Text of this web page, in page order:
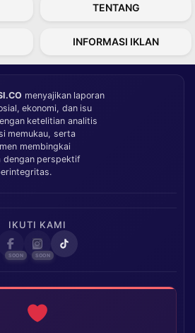
TENTANG
INFORMASI IKLAN
menyajikan laporan
ekonomi, dan isu
ketelitian analitis
memukau, serta
membingkai
dengan perspektif
IKUTI KAMI